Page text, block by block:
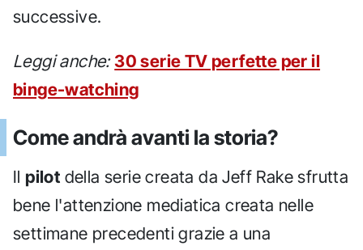
successive.
Leggi anche: 30 serie TV perfette per il
binge-watching
Come andrà avanti la storia?
Il pilot della serie creata da Jeff Rake sfrutta
bene l'attenzione mediatica creata nelle
settimane precedenti grazie a una